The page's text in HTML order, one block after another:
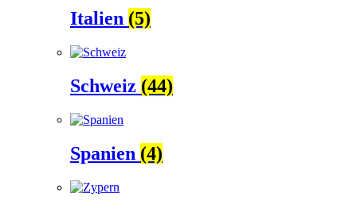
Italien (5)
Schweiz (44)
Spanien (4)